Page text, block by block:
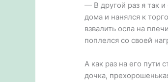
— В другой раз я так
дома и нанялся к
взвалить осла на
поплелся со своей
А как раз на его пути
дочка,